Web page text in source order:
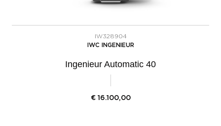
IW328904
IWC INGENIEUR
Ingenieur Automatic 40
€ 16.100,00